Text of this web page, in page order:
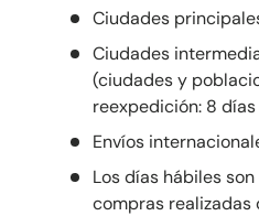
Ciudades
Ciudades
(ciudades y
reexpedición: 8
Envíos
Los días hábiles
compras realizadas